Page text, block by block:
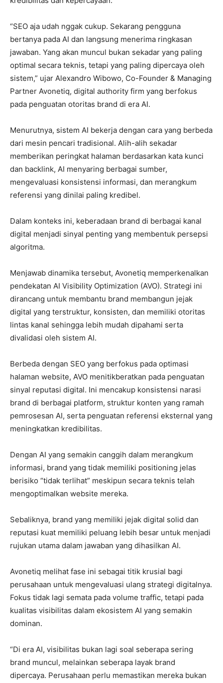
“SEO aja udah nggak cukup. Sekarang pengguna
bertanya pada AI dan langsung menerima ringkasan
jawaban. Yang akan muncul bukan sekadar yang paling
optimal secara teknis, tetapi yang paling dipercaya oleh
sistem,” ujar Alexandro Wibowo, Co-Founder & Managing
Partner Avonetiq, digital authority firm yang berfokus
pada penguatan otoritas brand di era AI.
Menurutnya, sistem AI bekerja dengan cara yang berbeda
dari mesin pencari tradisional. Alih-alih sekadar
memberikan peringkat halaman berdasarkan kata kunci
dan backlink, AI menyaring berbagai sumber,
mengevaluasi konsistensi informasi, dan merangkum
referensi yang dinilai paling kredibel.
Dalam konteks ini, keberadaan brand di berbagai kanal
digital menjadi sinyal penting yang membentuk persepsi
algoritma.
Menjawab dinamika tersebut, Avonetiq memperkenalkan
pendekatan AI Visibility Optimization (AVO). Strategi ini
dirancang untuk membantu brand membangun jejak
digital yang terstruktur, konsisten, dan memiliki otoritas
lintas kanal sehingga lebih mudah dipahami serta
divalidasi oleh sistem AI.
Berbeda dengan SEO yang berfokus pada optimasi
halaman website, AVO menitikberatkan pada penguatan
sinyal reputasi digital. Ini mencakup konsistensi narasi
brand di berbagai platform, struktur konten yang ramah
pemrosesan AI, serta penguatan referensi eksternal yang
meningkatkan kredibilitas.
Dengan AI yang semakin canggih dalam merangkum
informasi, brand yang tidak memiliki positioning jelas
berisiko “tidak terlihat” meskipun secara teknis telah
mengoptimalkan website mereka.
Sebaliknya, brand yang memiliki jejak digital solid dan
reputasi kuat memiliki peluang lebih besar untuk menjadi
rujukan utama dalam jawaban yang dihasilkan AI.
Avonetiq melihat fase ini sebagai titik krusial bagi
perusahaan untuk mengevaluasi ulang strategi digitalnya.
Fokus tidak lagi semata pada volume traffic, tetapi pada
kualitas visibilitas dalam ekosistem AI yang semakin
dominan.
“Di era AI, visibilitas bukan lagi soal seberapa sering
brand muncul, melainkan seberapa layak brand
dipercaya. Perusahaan perlu memastikan mereka bukan